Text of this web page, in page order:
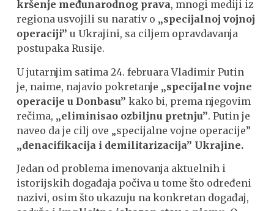
kršenje međunarodnog prava, mnogi mediji iz
regiona usvojili su narativ o „specijalnoj vojnoj
operaciji” u Ukrajini, sa ciljem opravdavanja
postupaka Rusije.
U jutarnjim satima 24. februara Vladimir Putin
je, naime, najavio pokretanje „specijalne vojne
operacije u Donbasu” kako bi, prema njegovim
rečima, „eliminisao ozbiljnu pretnju”. Putin je
naveo da je cilj ove „specijalne vojne operacije”
„denacifikacija i demilitarizacija” Ukrajine.
Jedan od problema imenovanja aktuelnih i
istorijskih događaja počiva u tome što određeni
nazivi, osim što ukazuju na konkretan događaj,